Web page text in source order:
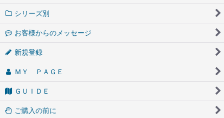
シリーズ別
お客様からのメッセージ
新規登録
ＭＹ ＰＡＧＥ
ＧＵＩＤＥ
ご購入の前に